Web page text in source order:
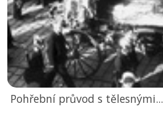
Pohřební průvod s tělesnými...